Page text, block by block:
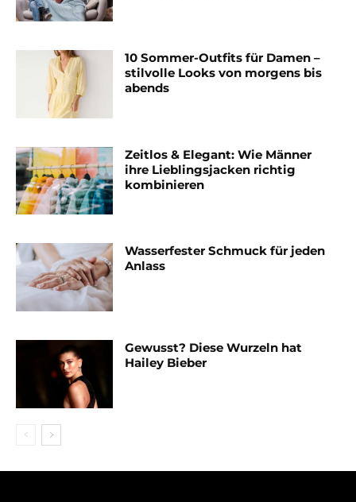
10 Sommer-Outfits für Damen –
stilvolle Looks von morgens bis
abends
Zeitlos & Elegant: Wie Männer
ihre Lieblingsjacken richtig
kombinieren
Wasserfester Schmuck für jeden
Anlass
Gewusst? Diese Wurzeln hat
Hailey Bieber